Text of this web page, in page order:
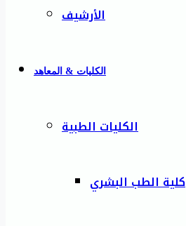
الأرشيف
الكليات & المعاهد
الكليات الطبية
كلية الطب البشري